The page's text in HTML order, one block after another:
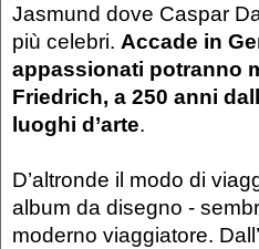
Jasmund dove Caspar
più celebri. Accade in
appassionati potranno
Friedrich, a 250 anni
luoghi d’arte.
D’altronde il modo di
album da disegno -
moderno viaggiatore.